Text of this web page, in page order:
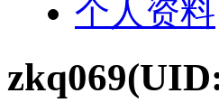
个人资料
zkq069